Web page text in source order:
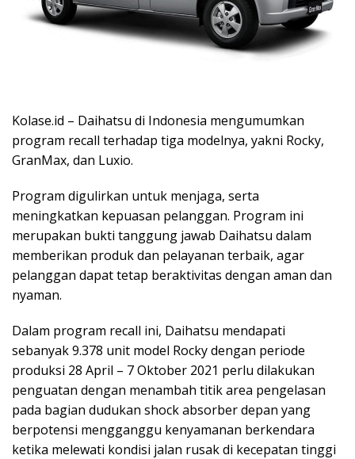
Kolase.id – Daihatsu di Indonesia mengumumkan
program recall terhadap tiga modelnya, yakni Rocky,
GranMax, dan Luxio.
Program digulirkan untuk menjaga, serta
meningkatkan kepuasan pelanggan. Program ini
merupakan bukti tanggung jawab Daihatsu dalam
memberikan produk dan pelayanan terbaik, agar
pelanggan dapat tetap beraktivitas dengan aman dan
nyaman.
Dalam program recall ini, Daihatsu mendapati
sebanyak 9.378 unit model Rocky dengan periode
produksi 28 April – 7 Oktober 2021 perlu dilakukan
penguatan dengan menambah titik area pengelasan
pada bagian dudukan shock absorber depan yang
berpotensi mengganggu kenyamanan berkendara
ketika melewati kondisi jalan rusak di kecepatan tinggi